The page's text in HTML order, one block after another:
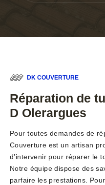
DK COUVERTURE
Réparation de
D Olerargues
Pour toutes demandes de
Couverture est un artisan
d’intervenir pour réparer le
Notre équipe dispose des
parfaire les prestations.